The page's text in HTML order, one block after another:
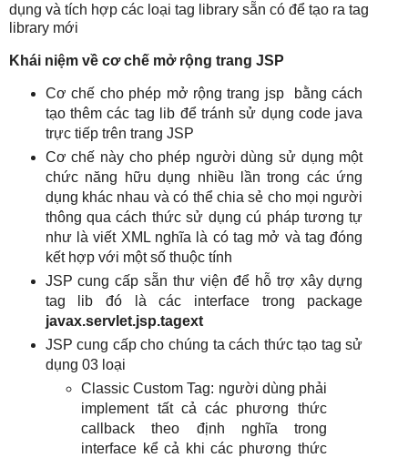
dụng và tích hợp các loại tag library sẵn có để tạo ra tag
library mới
Khái niệm về cơ chế mở rộng trang JSP
Cơ chế cho phép mở rộng trang jsp bằng cách
tạo thêm các tag lib để tránh sử dụng code java
trực tiếp trên trang JSP
Cơ chế này cho phép người dùng sử dụng một
chức năng hữu dụng nhiều lần trong các ứng
dụng khác nhau và có thể chia sẻ cho mọi người
thông qua cách thức sử dụng cú pháp tương tự
như là viết XML nghĩa là có tag mở và tag đóng
kết hợp với một số thuộc tính
JSP cung cấp sẵn thư viện để hỗ trợ xây dựng
tag lib đó là các interface trong package
javax.servlet.jsp.tagext
JSP cung cấp cho chúng ta cách thức tạo tag sử
dụng 03 loại
Classic Custom Tag: người dùng phải
implement tất cả các phương thức
callback theo định nghĩa trong
interface kể cả khi các phương thức